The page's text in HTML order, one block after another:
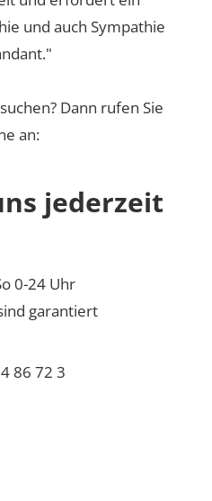
und auch Sympathie
Dann rufen Sie
an:
jederzeit
0-24 Uhr
garantiert
86 72 3